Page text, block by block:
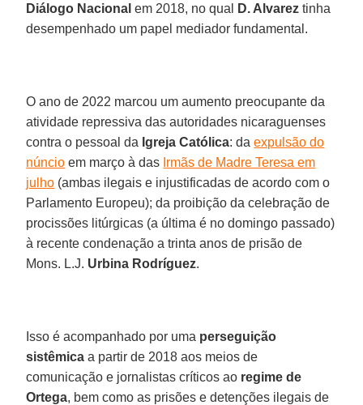
Diálogo Nacional em 2018, no qual D. Alvarez tinha
desempenhado um papel mediador fundamental.
O ano de 2022 marcou um aumento preocupante da
atividade repressiva das autoridades nicaraguenses
contra o pessoal da Igreja Católica: daexpulsão do
núncio em março à das Irmãs de Madre Teresa em
julho (ambas ilegais e injustificadas de acordo com o
Parlamento Europeu); da proibição da celebração de
procissões litúrgicas (a última é no domingo passado)
à recente condenação a trinta anos de prisão de
Mons. L.J. Urbina Rodríguez.
Isso é acompanhado por uma perseguição
sistêmica a partir de 2018 aos meios de
comunicação e jornalistas críticos ao regime de
Ortega, bem como as prisões e detenções ilegais de